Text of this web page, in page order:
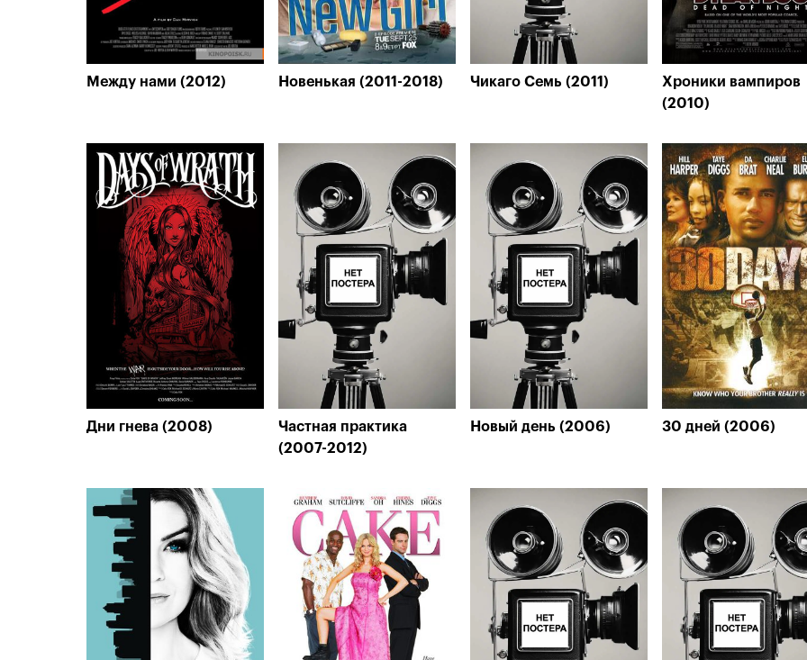
Между нами (2012) Новенькая (2011-2018) Чикаго Семь (2011)
Хроники вампиров
(2010)
Дни гнева (2008)
Частная практика
(2007-2012)
Новый день (2006) 30 дней (2006)